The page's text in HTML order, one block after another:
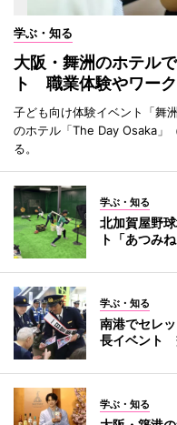
学ぶ・知る
大阪・舞洲のホテル
ト 職業体験やワー
子ども向け体験イベント「舞
のホテル「The Day Osaka」
る。
学ぶ・知る
北加賀屋野
ト「あつみ
学ぶ・知る
南港でセレ
長イベント
学ぶ・知る